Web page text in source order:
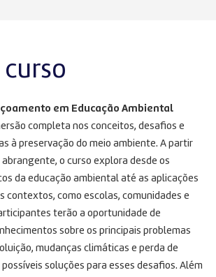
em Educação Ambiental
completa nos conceitos, desafios e
à preservação do meio ambiente. A partir
o curso explora desde os
da educação ambiental até as aplicações
contextos, como escolas, comunidades e
terão a oportunidade de
sobre os principais problemas
mudanças climáticas e perda de
soluções para esses desafios. Além